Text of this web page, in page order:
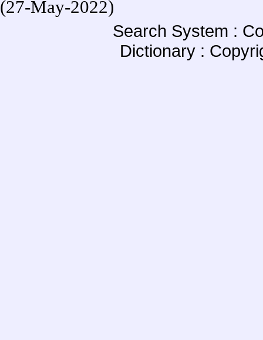
(27-May-2022)
Search System :
Dictionary :